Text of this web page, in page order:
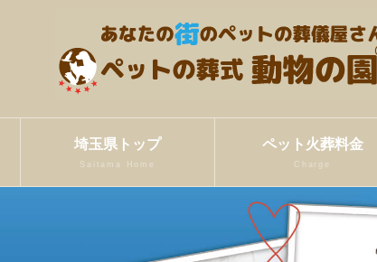
埼玉県トップ
Saitama Home
ペット火葬料金
Charge